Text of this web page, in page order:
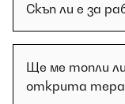
Скъп ли е за
Ще ме топли
открита